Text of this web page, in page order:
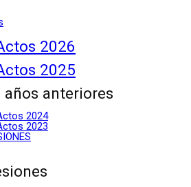
2026
2025
años anteriores
2024
2023